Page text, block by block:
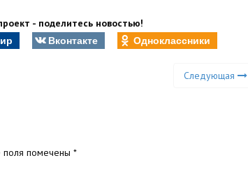
- поделитесь новостью!
Вконтакте Одноклассники
Следующая
поля помечены *